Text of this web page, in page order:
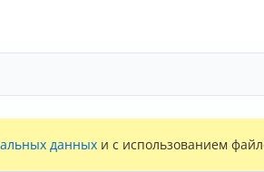
данных и с использованием